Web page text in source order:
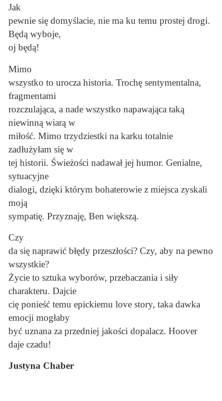
Jak
pewnie się domyślacie, nie ma ku temu prostej drogi.
Będą wyboje,
oj będą!
Mimo
wszystko to urocza historia. Trochę sentymentalna,
fragmentami
rozczulająca, a nade wszystko napawająca taką
niewinną wiarą w
miłość. Mimo trzydziestki na karku totalnie
zadłużyłam się w
tej historii. Świeżości nadawał jej humor. Genialne,
sytuacyjne
dialogi, dzięki którym bohaterowie z miejsca zyskali
moją
sympatię. Przyznaję, Ben większą.
Czy
da się naprawić błędy przeszłości? Czy, aby na pewno
wszystkie?
Życie to sztuka wyborów, przebaczania i siły
charakteru. Dajcie
cię ponieść temu epickiemu love story, taka dawka
emocji mogłaby
być uznana za przedniej jakości dopalacz. Hoover
daje czadu!
Justyna Chaber